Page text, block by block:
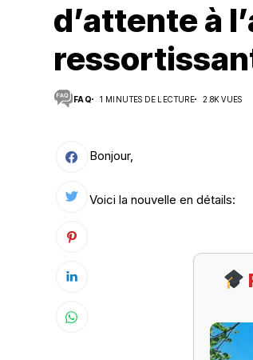
Suivi des démarches
Votre Profession/formation
d’attente à
FAQ 1 MINUTES DE LECTURE 2.8K VUES
Bonjour,
Voici la nouvelle en détails: